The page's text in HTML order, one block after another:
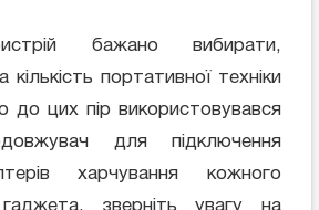
бажано вибирати,
кількість портативної техніки
до цих пір використовувався
для підключення
харчування кожного
зверніть увагу на